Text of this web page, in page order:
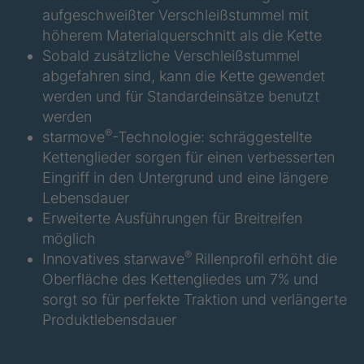
STP 148 877
F
4089238
STP 173 888
F
4089242
STP 153 877
F
4089244
STP 184 887
4089286
F
STP 199 877
F
4089296
aufgeschweißter Verschleißstummel mit
höherem Materialquerschnitt als die Kette
Sobald zusätzliche Verschleißstummel
abgefahren sind, kann die Kette gewendet
werden und für Standardeinsätze benutzt
werden
starmove®-Technologie: schräggestellte
Kettenglieder sorgen für einen verbesserten
Eingriff in den Untergrund und eine längere
Lebensdauer
Erweiterte Ausführungen für Breitreifen
möglich
Innovatives starwave® Rillenprofil erhöht die
Oberfläche des Kettengliedes um 7% und
sorgt so für perfekte Traktion und verlängerte
Produktlebensdauer